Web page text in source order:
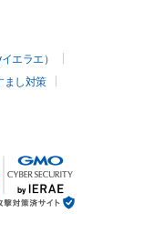
エラエ）
まし対策